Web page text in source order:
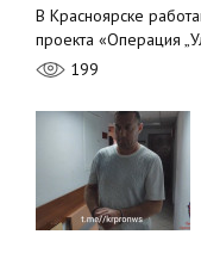
В Красноярске
проекта «Операция
199